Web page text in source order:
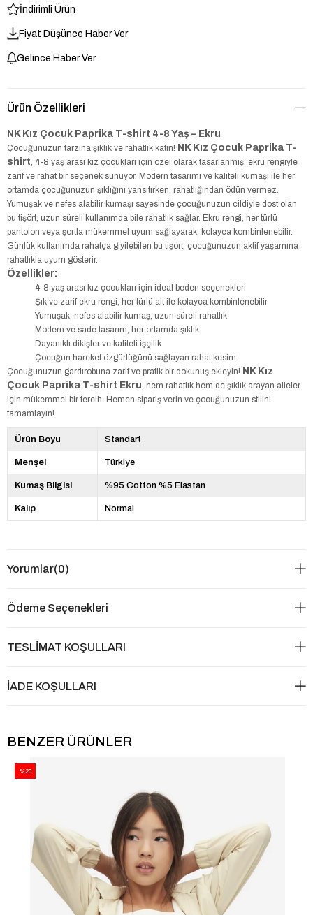
İndirimli Ürün
Fiyat Düşünce Haber Ver
Gelince Haber Ver
Ürün Özellikleri
NK Kız Çocuk Paprika T-shirt 4-8 Yaş – Ekru
Çocuğunuzun tarzına şıklık ve rahatlık katın! NK Kız Çocuk Paprika T-
shirt , 4-8 yaş arası kız çocukları için özel olarak tasarlanmış, ekru rengiyle
zarif ve rahat bir seçenek sunuyor. Modern tasarımı ve kaliteli kumaşı ile her
ortamda çocuğunuzun şıklığını yansıtırken, rahatlığından ödün vermez.
Yumuşak ve nefes alabilir kumaşı sayesinde çocuğunuzun cildiyle dost olan
bu tişört, uzun süreli kullanımda bile rahatlık sağlar. Ekru rengi, her türlü
pantolon veya şortla mükemmel uyum sağlayarak, kolayca kombinlenebilir.
Günlük kullanımda rahatça giyilebilen bu tişört, çocuğunuzun aktif yaşamına
rahatlıkla uyum gösterir.
Özellikler:
4-8 yaş arası kız çocukları için ideal beden seçenekleri
Şık ve zarif ekru rengi, her türlü alt ile kolayca kombinlenebilir
Yumuşak, nefes alabilir kumaş, uzun süreli rahatlık
Modern ve sade tasarım, her ortamda şıklık
Dayanıklı dikişler ve kaliteli işçilik
Çocuğun hareket özgürlüğünü sağlayan rahat kesim
Çocuğunuzun gardırobuna zarif ve pratik bir dokunuş ekleyin! NK Kız
Çocuk Paprika T-shirt Ekru , hem rahatlık hem de şıklık arayan aileler
için mükemmel bir tercih. Hemen sipariş verin ve çocuğunuzun stilini
tamamlayın!
Ürün Boyu Standart
Menşei Türkiye
Kumaş Bilgisi %95 Cotton %5 Elastan
Kalıp Normal
Yorumlar(0)
Ödeme Seçenekleri
TESLİMAT KOŞULLARI
İADE KOŞULLARI
BENZER ÜRÜNLER
%20